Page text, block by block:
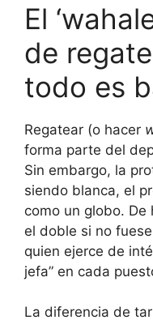
El
de
todo es
Regatear (o hacer
forma parte del
Sin embargo, la
siendo blanca, el
como un globo. De
el doble si no
quien ejerce de
jefa” en cada
La diferencia de